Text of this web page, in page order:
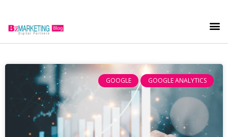
GOOGLE GOOGLE ANALYTICS